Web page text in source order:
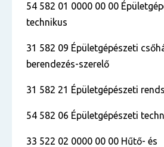
54 582 01 0000 00 00
technikus
31 582 09 Épületgépészeti
berendezés-szerelő
31 582 21 Épületgépészeti
54 582 06 Épületgépészeti
33 522 02 0000 00 00 Hűtő- és